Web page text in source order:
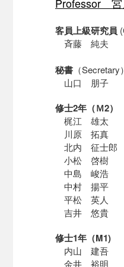
客員上級研究員
斉藤 純夫
秘書 （Secretary）
山口 朋子
修士2年（Ｍ2）
梶江 雄太
川原 拓真
北内 征士郎
小松 啓樹
中島 峻浩
中村 揚平
平松 英人
吉井 悠貴
修士1年（M1)
内山 建吾
金井 裕明